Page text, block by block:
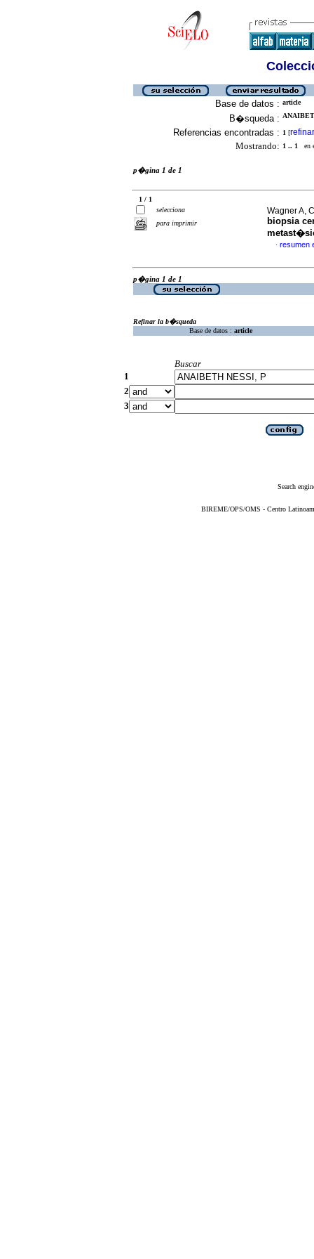
Base de datos : article
B�squeda :
Referencias encontradas : 1 [refinar
Mostrando: 1 .. 1 en
p�gina 1 de 1
1 / 1
selecciona
para imprimir
Wagner A,
biopsia
· resumen
p�gina 1 de 1
Refinar la b�squeda
Base de datos : article
Buscar
1
2
3
Search
BIREME/OPS/OMS - Centro